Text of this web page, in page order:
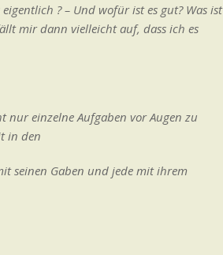
? – Und wofür ist es gut? Was ist
mir dann vielleicht auf, dass ich es
nur einzelne Aufgaben vor Augen zu
in den
seinen Gaben und jede mit ihrem